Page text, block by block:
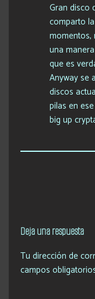
Gran disco
comparto
momentos,
una
que es
Anyway se
discos
pilas en
big up
Deja una respuesta
Tu dirección de
campos